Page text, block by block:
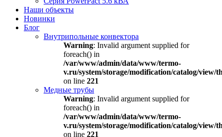
Наши объекты
Новинки
Блог
Внутрипольные конвектора
Warning: Invalid argument supplied for
foreach() in
/var/www/admin/data/www/termo-
v.ru/system/storage/modification/catalog/view/
on line 221
Медные трубы
Warning: Invalid argument supplied for
foreach() in
/var/www/admin/data/www/termo-
v.ru/system/storage/modification/catalog/view/
on line 221